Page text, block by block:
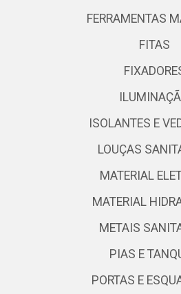
FERRAMENTAS
FITAS
ISOLANTES E
LOUÇAS
MATERIAL
MATERIAL
METAIS
PIAS E
PORTAS E